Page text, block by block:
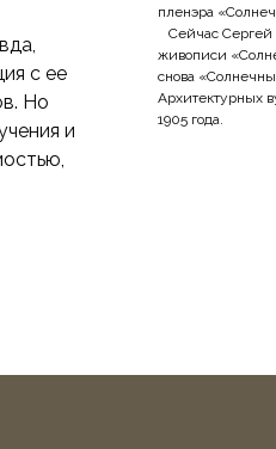
с ее
Но
и
пленэра
Сейчас Сергей
живописи
снова
Архитектурных
1905 года.